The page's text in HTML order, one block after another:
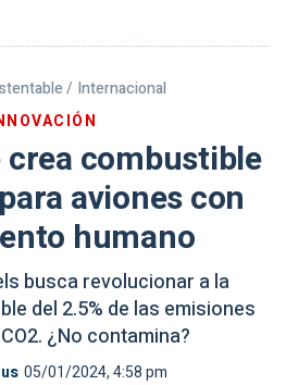
/ Internacional
combustible
aviones con
humano
busca revolucionar a la
del 2.5% de las emisiones
¿No contamina?
05/01/2024, 4:58 pm